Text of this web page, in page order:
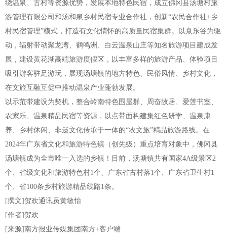
绕温泉、古村等资源优势，发展本地特色民宿，成立佛冈县汤塘村旅
游管理有限公司和汤和泉乡村民宿专业合作社，创新“农民合作社+乡
村民宿管理”模式，打造有文化情怀的高质量民宿集群。以熹乐谷为驱
动，辐射带动聚龙湾、鹤鸣洲、白云温泉山庄等知名旅游项目建成发
展，建设黄花湖高端旅游度假区，以丰富多样的旅游产品、体验项目
吸引游客驻足游玩，展现汤塘镇的地方特色、民俗风情、乡村文化，
在文旅互融互促中推动温泉产业蓬勃发展。
以示范带建设为契机，整合岭南特色围屋群、周奋故居、爱莲书室、
农家乐、温泉精品民宿等资源，以点带面构建集红色研学、温泉康
养、乡村休闲、非遗文化传承于一体的“农文旅”精品旅游路线。在
2024年广东省文化和旅游特色镇（创先级）重点培育对象中，佛冈县
汤塘镇成为全市唯一入选的乡镇！目前，汤塘镇共有国家4A级景区2
个、省级文化和旅游特色村1个、广东省古村落1个、广东省卫生村1
个、省100条乡村旅游精品线路1条。
[撰文]贺欢通讯员黄敏怡
[作者]贺欢
[来源]南方报业传媒集团南方+客户端